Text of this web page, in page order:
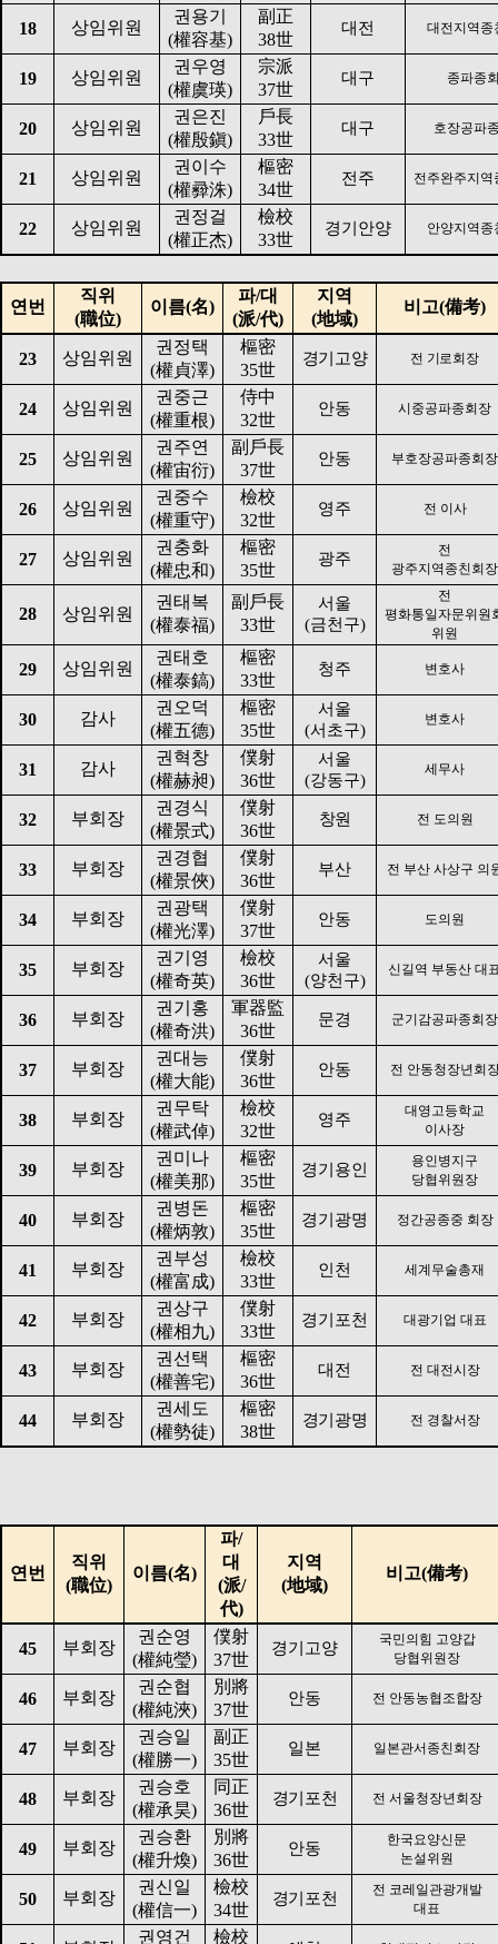
18 상임위원
권용기
(權容基)
副正
38世
대전 대전지역종
19 상임위원
권우영
(權虞瑛)
宗派
37世
대구 종파종
20 상임위원
권은진
(權殷鎭)
戶長
33世
대구 호장공파
21 상임위원
권이수
(權彛洙)
樞密
34世
전주 전주완주지역
22 상임위원
권정걸
(權正杰)
檢校
33世
경기안양 안양지역종
연번
직위
(職位)
이름(名)
파/대
(派/代)
지역
(地域)
비고(備考)
23 상임위원
권정택
(權貞澤)
樞密
35世
경기고양 전 기로회장
24 상임위원
권중근
(權重根)
侍中
32世
안동 시중공파종회장
25 상임위원
권주연
(權宙衍)
副戶長
37世
안동 부호장공파종회장
26 상임위원
권중수
(權重守)
檢校
32世
영주 전 이사
27 상임위원
권충화
(權忠和)
樞密
35世
광주
전
광주지역종친회장
28 상임위원
권태복
(權泰福)
副戶長
33世
서울
(금천구)
전
평화통일자문위원
위원
29 상임위원
권태호
(權泰鎬)
樞密
33世
청주 변호사
30 감사
권오덕
(權五德)
樞密
35世
서울
(서초구)
변호사
31 감사
권혁창
(權赫昶)
僕射
36世
서울
(강동구)
세무사
32 부회장
권경식
(權景式)
僕射
36世
창원 전 도의원
33 부회장
권경협
(權景俠)
僕射
36世
부산 전 부산 사상구 의
34 부회장
권광택
(權光澤)
僕射
37世
안동 도의원
35 부회장
권기영
(權奇英)
檢校
36世
서울
(양천구)
신길역 부동산 대
36 부회장
권기홍
(權奇洪)
軍器監
36世
문경 군기감공파종회장
37 부회장
권대능
(權大能)
僕射
36世
안동 전 안동청장년회
38 부회장
권무탁
(權武倬)
檢校
32世
영주
대영고등학교
이사장
39 부회장
권미나
(權美那)
樞密
35世
경기용인
용인병지구
당협위원장
40 부회장
권병돈
(權炳敦)
樞密
35世
경기광명 정간공종중 회장
41 부회장
권부성
(權富成)
檢校
33世
인천 세계무술총재
42 부회장
권상구
(權相九)
僕射
33世
경기포천 대광기업 대표
43 부회장
권선택
(權善宅)
樞密
36世
대전 전 대전시장
44 부회장
권세도
(權勢徒)
樞密
38世
경기광명 전 경찰서장
연번
직위
(職位)
이름(名)
파/
대
(派/
代)
지역
(地域)
비고(備考)
45 부회장
권순영
(權純瑩)
僕射
37世
경기고양
국민의힘 고양갑
당협위원장
46 부회장
권순협
(權純浹)
別將
37世
안동 전 안동농협조합장
47 부회장
권승일
(權勝一)
副正
35世
일본 일본관서종친회장
48 부회장
권승호
(權承昊)
同正
36世
경기포천 전 서울청장년회장
49 부회장
권승환
(權升煥)
別將
36世
안동
한국요양신문
논설위원
50 부회장
권신일
(權信一)
檢校
34世
경기포천
전 코레일관광개발
대표
권영건 檢校